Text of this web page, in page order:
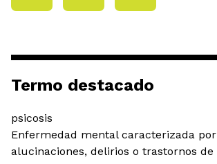
Termo destacado
psicosis
Enfermedad mental caracterizada por
alucinaciones, delirios o trastornos de